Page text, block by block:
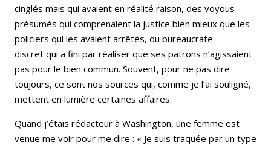
cinglés mais qui avaient en réalité raison, des voyous
présumés qui comprenaient la justice bien mieux que les
policiers qui les avaient arrêtés, du bureaucrate
discret qui a fini par réaliser que ses patrons n’agissaient
pas pour le bien commun. Souvent, pour ne pas dire
toujours, ce sont nos sources qui, comme je l’ai souligné,
mettent en lumière certaines affaires.
Quand j’étais rédacteur à Washington, une femme est
venue me voir pour me dire : « Je suis traquée par un type